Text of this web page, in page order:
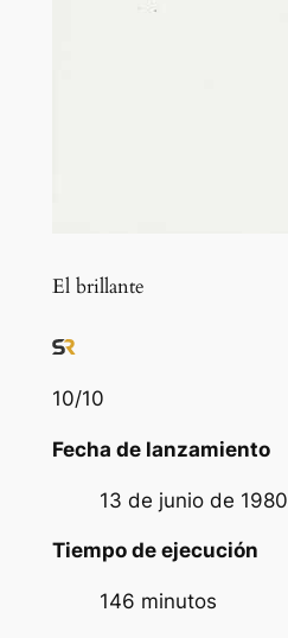
El brillante
10/10
Fecha de lanzamiento
13 de junio de 1980
Tiempo de ejecución
146 minutos